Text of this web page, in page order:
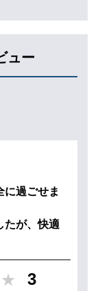
ュー
に過ごせま
たが、快適
3